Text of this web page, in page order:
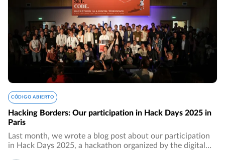
CÓDIGO ABIERTO
Hacking Borders: Our participation in Hack Days 2025 in
Paris
Last month, we wrote a blog post about our participation
in Hack Days 2025, a hackathon organized by the digital